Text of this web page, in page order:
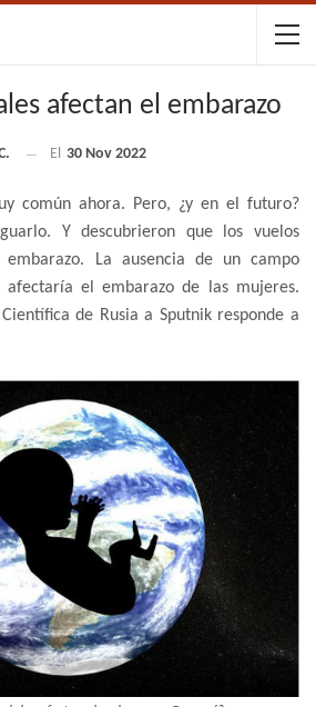
afectan el embarazo
El 30 Nov 2022
común ahora. Pero, ¿y en el futuro?
Y descubrieron que los vuelos
embarazo. La ausencia de un campo
afectaría el embarazo de las mujeres.
de Rusia a Sputnik responde a